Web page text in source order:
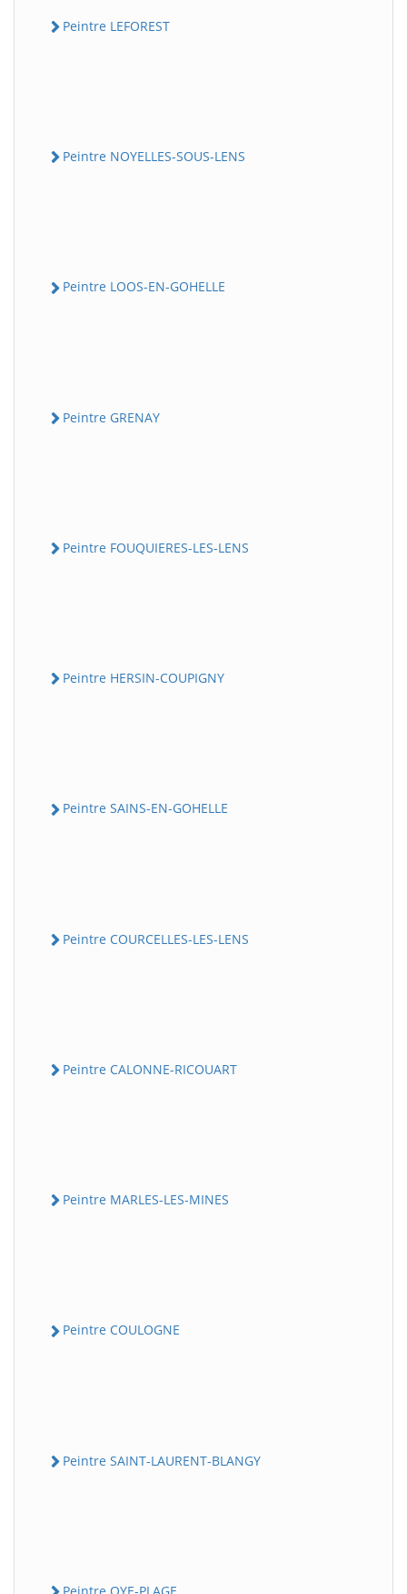
Peintre LEFOREST
Peintre NOYELLES-SOUS-LENS
Peintre LOOS-EN-GOHELLE
Peintre GRENAY
Peintre FOUQUIERES-LES-LENS
Peintre HERSIN-COUPIGNY
Peintre SAINS-EN-GOHELLE
Peintre COURCELLES-LES-LENS
Peintre CALONNE-RICOUART
Peintre MARLES-LES-MINES
Peintre COULOGNE
Peintre SAINT-LAURENT-BLANGY